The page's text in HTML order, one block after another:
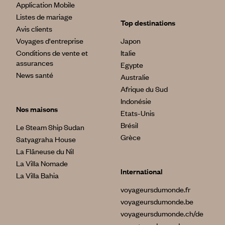
Application Mobile
Listes de mariage
Avis clients
Voyages d'entreprise
Conditions de vente et
assurances
News santé
Nos maisons
Le Steam Ship Sudan
Satyagraha House
La Flâneuse du Nil
La Villa Nomade
La Villa Bahia
Top destinations
Japon
Italie
Egypte
Australie
Afrique du Sud
Indonésie
Etats-Unis
Brésil
Grèce
International
voyageursdumonde.fr
voyageursdumonde.be
voyageursdumonde.ch/de